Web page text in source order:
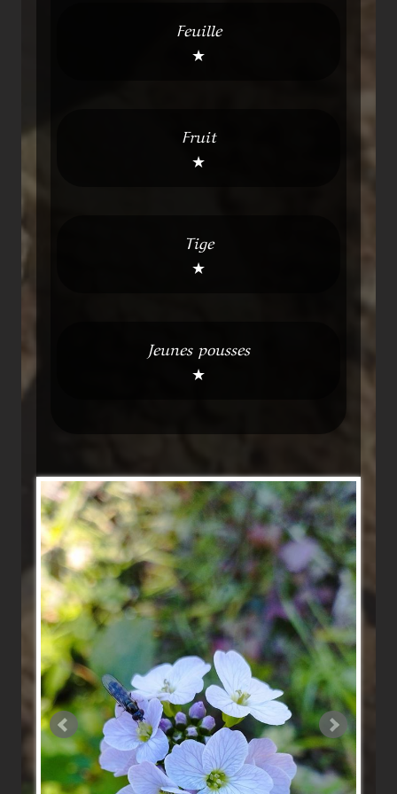
Feuille
★
Fruit
★
Tige
★
Jeunes pousses
★